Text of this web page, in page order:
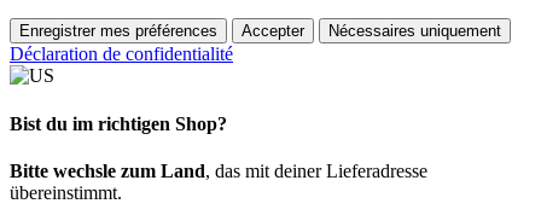
Enregistrer mes préférences Accepter Nécessaires uniquement
Déclaration de confidentialité
Bist du im richtigen Shop?
Bitte wechsle zum Land, das mit deiner Lieferadresse
übereinstimmt.